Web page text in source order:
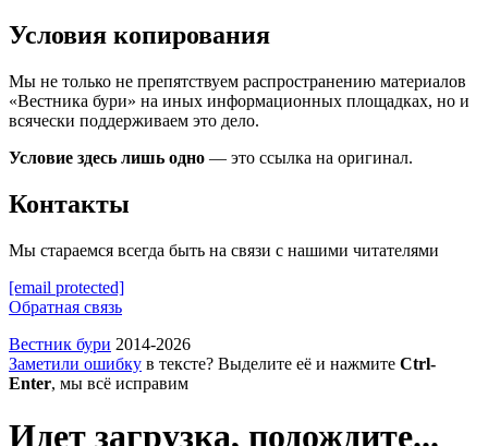
Условия копирования
Мы не только не препятствуем распространению материалов
«Вестника бури» на иных информационных площадках, но и
всячески поддерживаем это дело.
Условие здесь лишь одно — это ссылка на оригинал.
Контакты
Мы стараемся всегда быть на связи с нашими читателями
[email protected]
Обратная связь
Вестник бури 2014-2026
Заметили ошибку в тексте? Выделите её и нажмите Ctrl-
Enter, мы всё исправим
Идет загрузка, подождите...